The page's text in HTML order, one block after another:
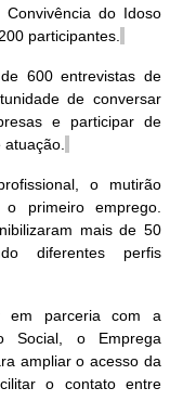
do Idoso
participantes.
600 entrevistas de
de conversar
e participar de
o mutirão
primeiro emprego.
mais de 50
diferentes perfis
em parceria com a
Social, o Emprega
ampliar o acesso da
o contato entre